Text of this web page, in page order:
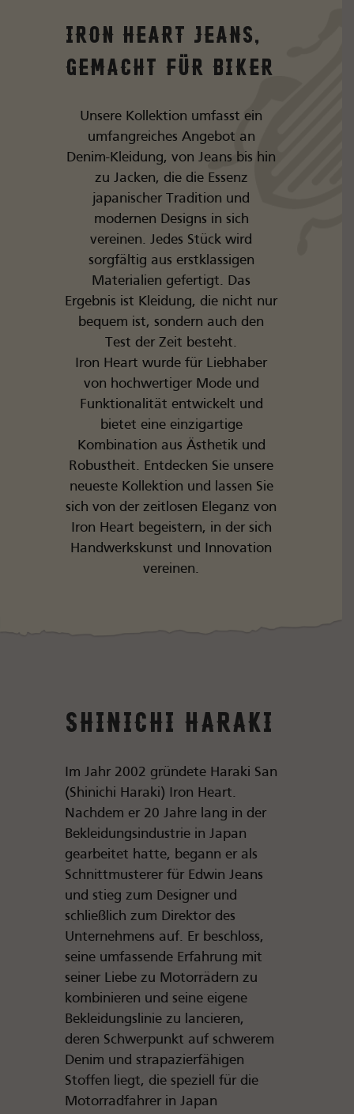
Iron Heart Jeans,
gemacht für Biker
Unsere Kollektion umfasst ein
umfangreiches Angebot an
Denim-Kleidung, von Jeans bis hin
zu Jacken, die die Essenz
japanischer Tradition und
modernen Designs in sich
vereinen. Jedes Stück wird
sorgfältig aus erstklassigen
Materialien gefertigt. Das
Ergebnis ist Kleidung, die nicht nur
bequem ist, sondern auch den
Test der Zeit besteht.
Iron Heart wurde für Liebhaber
von hochwertiger Mode und
Funktionalität entwickelt und
bietet eine einzigartige
Kombination aus Ästhetik und
Robustheit. Entdecken Sie unsere
neueste Kollektion und lassen Sie
sich von der zeitlosen Eleganz von
Iron Heart begeistern, in der sich
Handwerkskunst und Innovation
vereinen.
SHINICHI HARAKI
Im Jahr 2002 gründete Haraki San
(Shinichi Haraki) Iron Heart.
Nachdem er 20 Jahre lang in der
Bekleidungsindustrie in Japan
gearbeitet hatte, begann er als
Schnittmusterer für Edwin Jeans
und stieg zum Designer und
schließlich zum Direktor des
Unternehmens auf. Er beschloss,
seine umfassende Erfahrung mit
seiner Liebe zu Motorrädern zu
kombinieren und seine eigene
Bekleidungslinie zu lancieren,
deren Schwerpunkt auf schwerem
Denim und strapazierfähigen
Stoffen liegt, die speziell für die
Motorradfahrer in Japan